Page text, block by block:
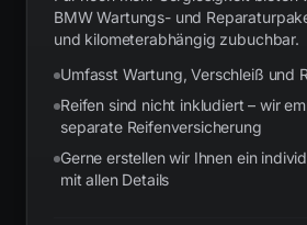
BMW Wartungs- und
und kilometerabhängig zubuchbar.
Umfasst Wartung, Verschleiß und
Reifen sind nicht inkludiert – wir
separate Reifenversicherung
Gerne erstellen wir Ihnen ein
mit allen Details